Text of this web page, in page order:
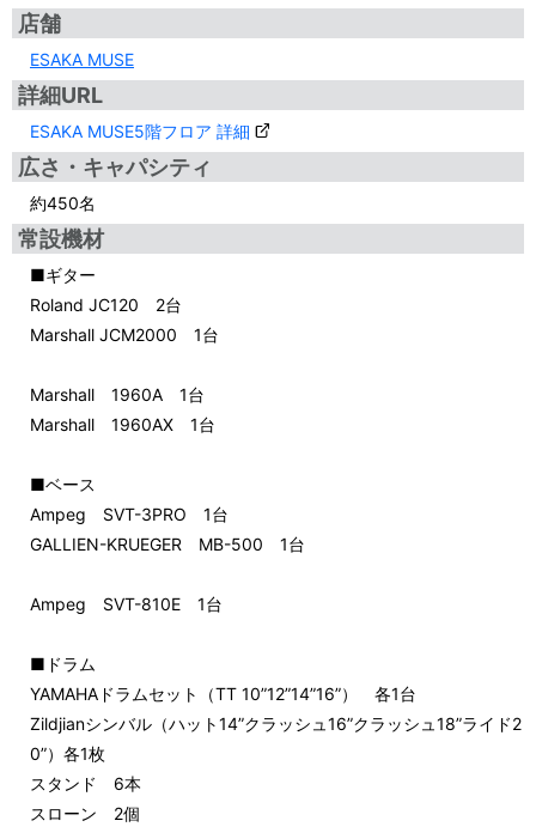
店舗
ESAKA MUSE
詳細URL
ESAKA MUSE5階フロア 詳細
広さ・キャパシティ
約450名
常設機材
■ギター
Roland JC120 2台
Marshall JCM2000 1台
Marshall 1960A 1台
Marshall 1960AX 1台
■ベース
Ampeg SVT-3PRO 1台
GALLIEN-KRUEGER MB-500 1台
Ampeg SVT-810E 1台
■ドラム
YAMAHAドラムセット（TT 10”12”14”16”） 各1台
Zildjianシンバル（ハット14”クラッシュ16”クラッシュ18”ライド2
0”）各1枚
スタンド 6本
スローン 2個